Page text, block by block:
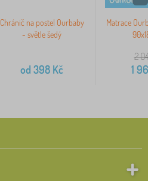
Chránič na postel Ourbaby
- světle šedý
od 398 Kč
Matrace
2
1